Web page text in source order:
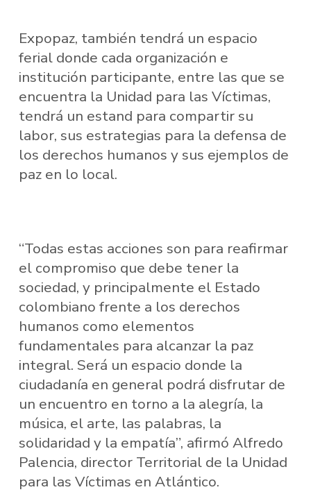
Expopaz, también tendrá un espacio
ferial donde cada organización e
institución participante, entre las que se
encuentra la Unidad para las Víctimas,
tendrá un estand para compartir su
labor, sus estrategias para la defensa de
los derechos humanos y sus ejemplos de
paz en lo local.
“Todas estas acciones son para reafirmar
el compromiso que debe tener la
sociedad, y principalmente el Estado
colombiano frente a los derechos
humanos como elementos
fundamentales para alcanzar la paz
integral. Será un espacio donde la
ciudadanía en general podrá disfrutar de
un encuentro en torno a la alegría, la
música, el arte, las palabras, la
solidaridad y la empatía”, afirmó Alfredo
Palencia, director Territorial de la Unidad
para las Víctimas en Atlántico.